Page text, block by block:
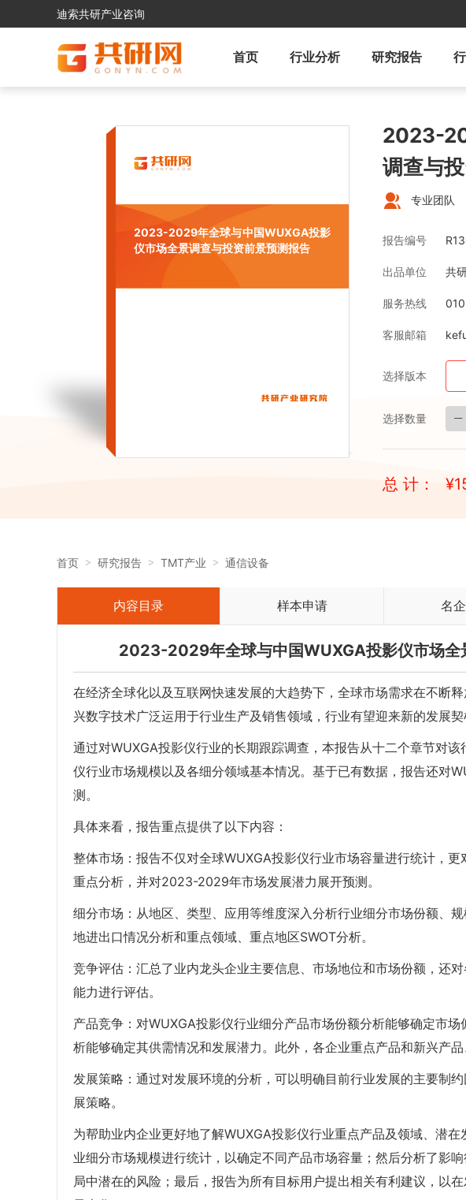
迪索共研产业咨询
首页 行业分析 研究报告
2023-2029年全球与中国WUXGA投影
仪市场全景调查与投资前景预测报告
2023-
调查与
专业团队
报告编号
出品单位 共
服务热线
客服邮箱
选择版本
选择数量
总 计： ¥
首页 研究报告 TMT产业 通信设备
内容目录 样本申请 名
2023-2029年全球与中国WUXGA投影仪市场全
在经济全球化以及互联网快速发展的大趋势下，全球市场需求在不断
兴数字技术广泛运用于行业生产及销售领域，行业有望迎来新的发展契
通过对WUXGA投影仪行业的长期跟踪调查，本报告从十二个章节对
仪行业市场规模以及各细分领域基本情况。基于已有数据，报告还对
测。
具体来看，报告重点提供了以下内容：
整体市场：报告不仅对全球WUXGA投影仪行业市场容量进行统计，
重点分析，并对2023-2029年市场发展潜力展开预测。
细分市场：从地区、类型、应用等维度深入分析行业细分市场份额、
地进出口情况分析和重点领域、重点地区SWOT分析。
竞争评估：汇总了业内龙头企业主要信息、市场地位和市场份额，还
能力进行评估。
产品竞争：对WUXGA投影仪行业细分产品市场份额分析能够确定市
析能够确定其供需情况和发展潜力。此外，各企业重点产品和新兴产品
发展策略：通过对发展环境的分析，可以明确目前行业发展的主要制
展策略。
为帮助业内企业更好地了解WUXGA投影仪行业重点产品及领域、潜
业细分市场规模进行统计，以确定不同产品市场容量；然后分析了影
局中潜在的风险；最后，报告为所有目标用户提出相关有利建议，以